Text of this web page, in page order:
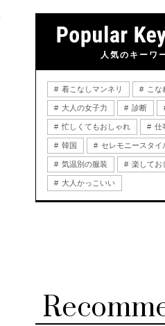
人気のキーワ
着こなしマンネリ こな
大人の女子力 診断
忙しくてもおしゃれ 仕
韓国 セレモニースタイ
気温別の服装 楽してお
大人かっこいい